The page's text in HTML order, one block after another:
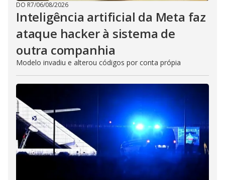
DO R7/06/08/2026
Inteligência artificial da Meta faz
ataque hacker à sistema de
outra companhia
Modelo invadiu e alterou códigos por conta própia